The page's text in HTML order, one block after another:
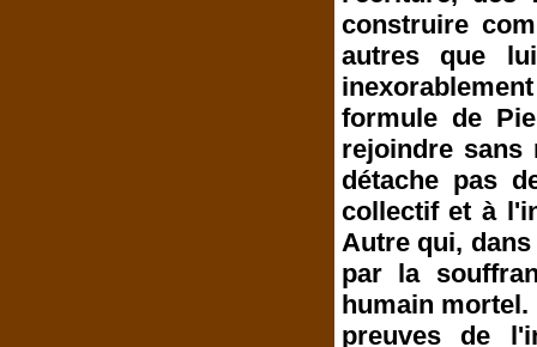
construire
autres que
formule de
rejoindre
détache pas
collectif et à
Autre qui,
par la
humain
preuves de